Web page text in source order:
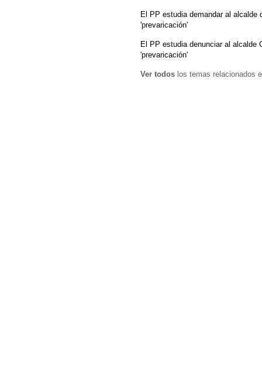
El PP estudia demandar al alcalde
'prevaricación'
El PP estudia denunciar al alcalde
'prevaricación'
Ver todos los temas relacionados